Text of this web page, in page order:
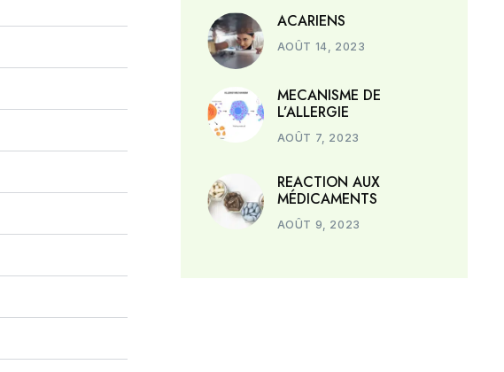
ACARIENS
AOÛT 14, 2023
MECANISME DE
L’ALLERGIE
AOÛT 7, 2023
REACTION AUX
MÉDICAMENTS
AOÛT 9, 2023